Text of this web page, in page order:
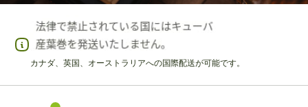
カナダ、英国、オーストラリアへの国際配送が可能です。